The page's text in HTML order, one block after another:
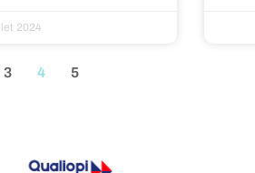
2024
3 4 5